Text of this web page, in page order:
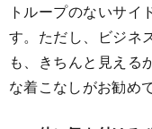
トループのないサイ
す。ただし、ビジネ
も、きちんと見える
な着こなしがお勧め